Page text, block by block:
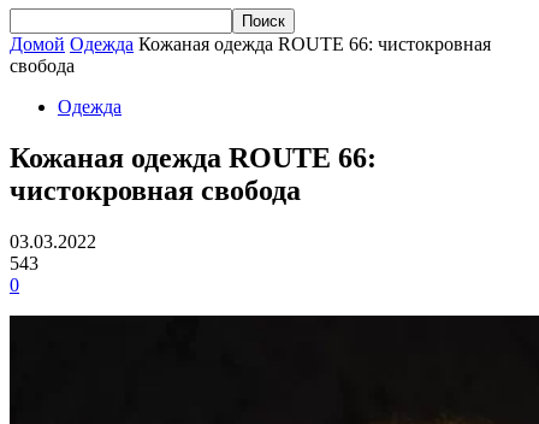
Домой Одежда Кожаная одежда ROUTE 66: чистокровная
свобода
Одежда
Кожаная одежда ROUTE 66:
чистокровная свобода
03.03.2022
543
0